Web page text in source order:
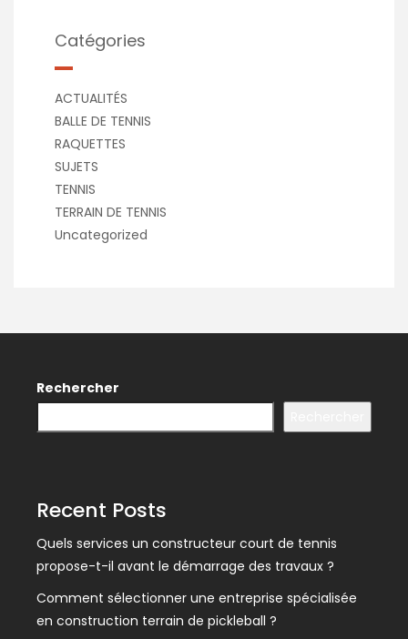
Catégories
ACTUALITÉS
BALLE DE TENNIS
RAQUETTES
SUJETS
TENNIS
TERRAIN DE TENNIS
Uncategorized
Rechercher
Recent Posts
Quels services un constructeur court de tennis
propose-t-il avant le démarrage des travaux ?
Comment sélectionner une entreprise spécialisée
en construction terrain de pickleball ?